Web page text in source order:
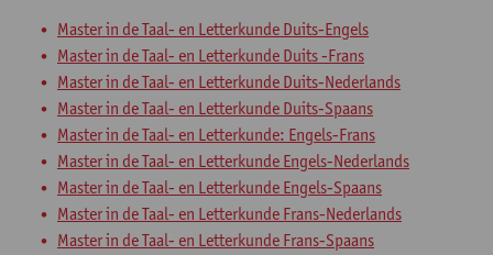
Master in de Taal- en Letterkunde Duits-Engels
Master in de Taal- en Letterkunde Duits -Frans
Master in de Taal- en Letterkunde Duits-Nederlands
Master in de Taal- en Letterkunde Duits-Spaans
Master in de Taal- en Letterkunde: Engels-Frans
Master in de Taal- en Letterkunde Engels-Nederlands
Master in de Taal- en Letterkunde Engels-Spaans
Master in de Taal- en Letterkunde Frans-Nederlands
Master in de Taal- en Letterkunde Frans-Spaans